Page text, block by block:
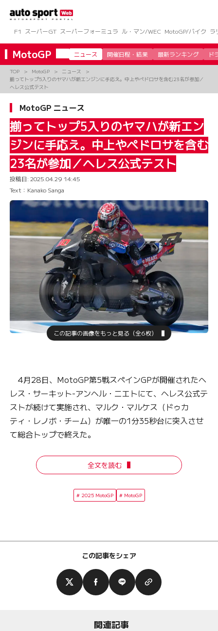
ツ
へ
ス
キ
F1 スーパーGT スーパーフォーミュラ ル・マン/WEC MotoGP/バイク ラ
MotoGP ニュース 開催日程・結果 最新ランキング ド
TOP MotoGP
ニュース
揃ってトップ5入りのヤマハが新エンジンに手応え。中上やペドロサを含む23名が参加／
ヘレス公式テスト
MotoGP ニュース
揃ってトップ5入りのヤマハが新エン
ジンに手応え。中上やペドロサを含む
23名が参加／ヘレス公式テスト
投稿日: 2025.04.29 14:45
Text：Kanako Sanga
この記事の画像をもっと見る（全6枚）
4月28日、MotoGP第5戦スペインGPが開催されたヘ
レス・サーキット-アンヘル・ニエトにて、ヘレス公式テ
ストが続けて実施され、マルク・マルケス（ドゥカ
ティ・レノボ・チーム）が唯一の1分35秒台に突入させ
て総合トップで終えた。
全文を読む
2025 MotoGP MotoGP
この記事をシェア
関連記事